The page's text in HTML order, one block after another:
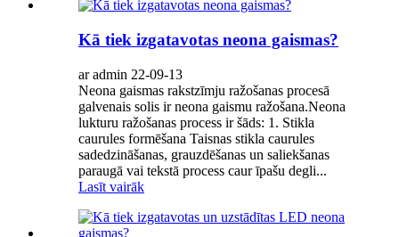
Kā tiek izgatavotas neona gaismas?
ar admin 22-09-13
Neona gaismas rakstzīmju ražošanas procesā
galvenais solis ir neona gaismu ražošana.Neona
lukturu ražošanas process ir šāds: 1. Stikla
caurules formēšana Taisnas stikla caurules
sadedzināšanas, grauzdēšanas un saliekšanas
paraugā vai tekstā process caur īpašu degli...
Lasīt vairāk